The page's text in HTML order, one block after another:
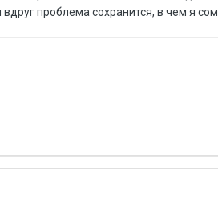
вдруг проблема сохранится, в чем я